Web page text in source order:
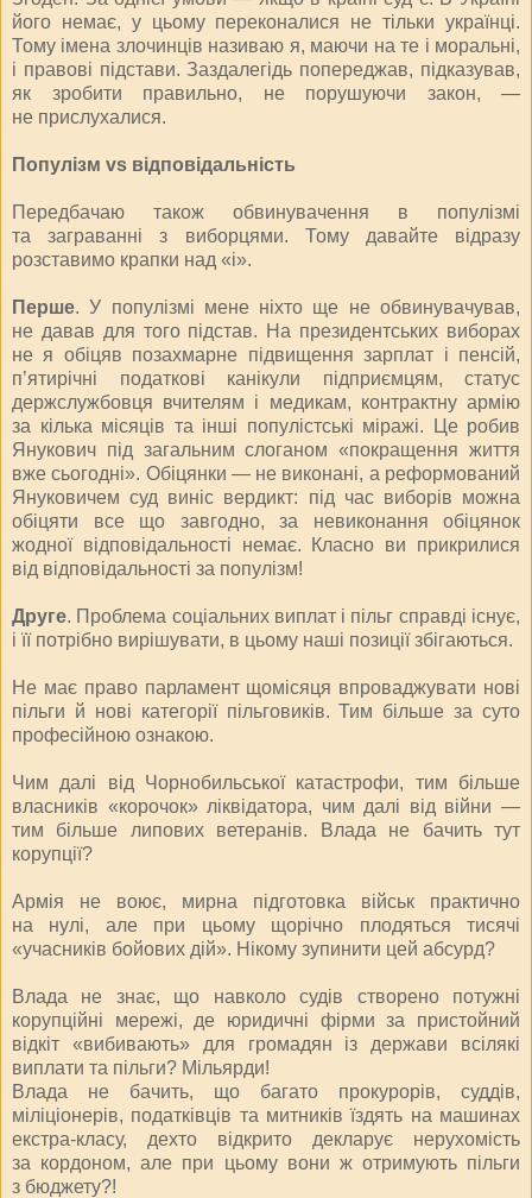
його немає, у цьому переконалися не тільки українці.
Тому імена злочинців називаю я, маючи на те і моральні,
і правові підстави. Заздалегідь попереджав, підказував,
як зробити правильно, не порушуючи закон, —
не прислухалися.
Популізм vs відповідальність
Передбачаю також обвинувачення в популізмі
та заграванні з виборцями. Тому давайте відразу
розставимо крапки над «і».
Перше. У популізмі мене ніхто ще не обвинувачував,
не давав для того підстав. На президентських виборах
не я обіцяв позахмарне підвищення зарплат і пенсій,
п’ятирічні податкові канікули підприємцям, статус
держслужбовця вчителям і медикам, контрактну армію
за кілька місяців та інші популістські міражі. Це робив
Янукович під загальним слоганом «покращення життя
вже сьогодні». Обіцянки — не виконані, а реформований
Януковичем суд виніс вердикт: під час виборів можна
обіцяти все що завгодно, за невиконання обіцянок
жодної відповідальності немає. Класно ви прикрилися
від відповідальності за популізм!
Друге. Проблема соціальних виплат і пільг справді існує,
і її потрібно вирішувати, в цьому наші позиції збігаються.
Не має право парламент щомісяця впроваджувати нові
пільги й нові категорії пільговиків. Тим більше за суто
професійною ознакою.
Чим далі від Чорнобильської катастрофи, тим більше
власників «корочок» ліквідатора, чим далі від війни —
тим більше липових ветеранів. Влада не бачить тут
корупції?
Армія не воює, мирна підготовка військ практично
на нулі, але при цьому щорічно плодяться тисячі
«учасників бойових дій». Нікому зупинити цей абсурд?
Влада не знає, що навколо судів створено потужні
корупційні мережі, де юридичні фірми за пристойний
відкіт «вибивають» для громадян із держави всілякі
виплати та пільги? Мільярди!
Влада не бачить, що багато прокурорів, суддів,
міліціонерів, податківців та митників їздять на машинах
екстра-класу, дехто відкрито декларує нерухомість
за кордоном, але при цьому вони ж отримують пільги
з бюджету?!